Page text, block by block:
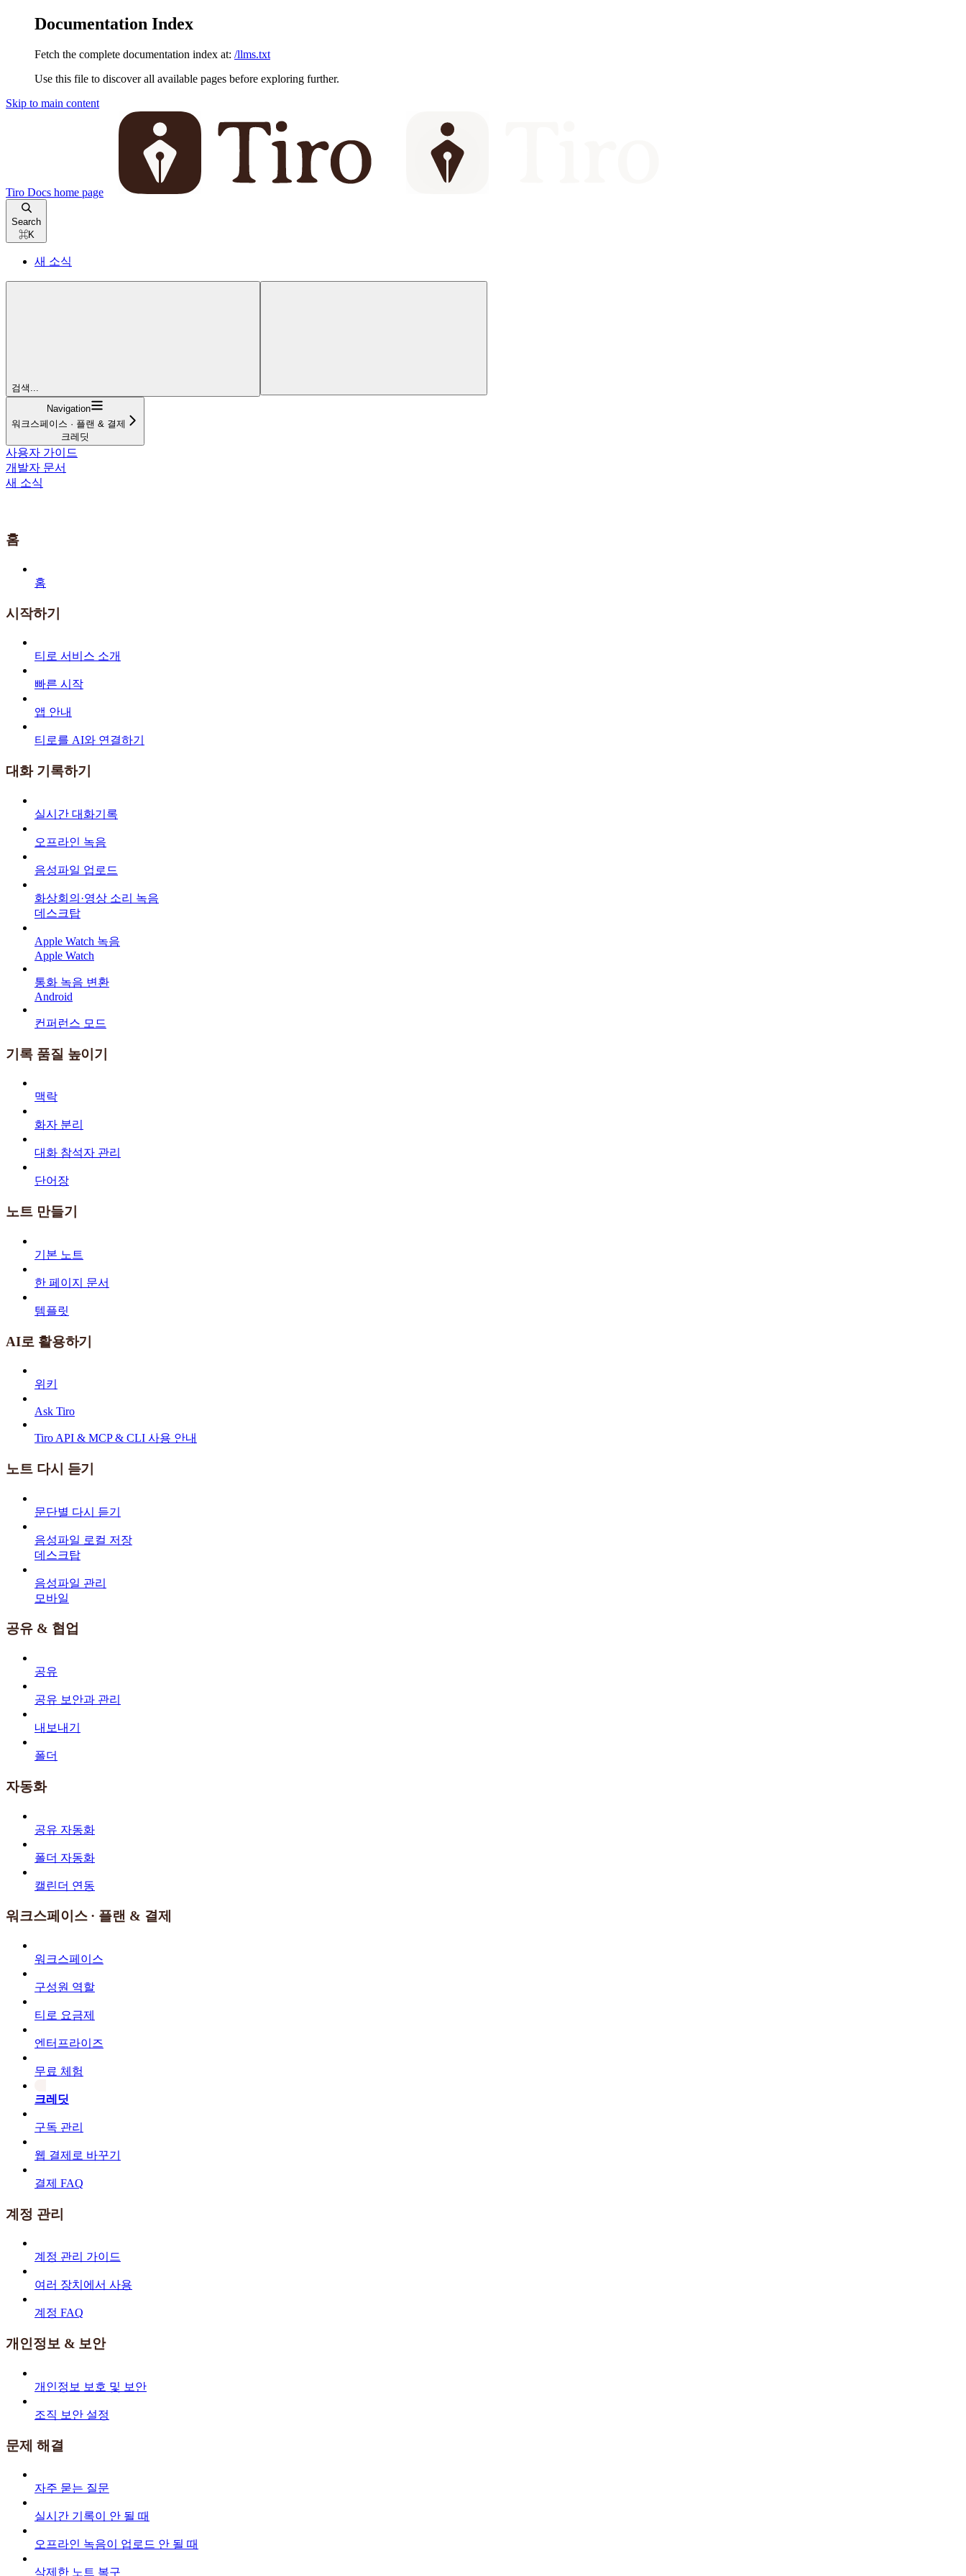
Documentation Index
Fetch the complete documentation index at: /llms.txt
Use this file to discover all available pages before exploring further.
Skip to main content
Tiro Docs home page
Search
⌘K
새 소식
검색...
Navigation
워크스페이스 · 플랜 & 결제
크레딧
사용자 가이드
개발자 문서
새 소식
홈
홈
시작하기
티로 서비스 소개
빠른 시작
앱 안내
티로를 AI와 연결하기
대화 기록하기
실시간 대화기록
오프라인 녹음
음성파일 업로드
화상회의·영상 소리 녹음
데스크탑
Apple Watch 녹음
Apple Watch
통화 녹음 변환
Android
컨퍼런스 모드
기록 품질 높이기
맥락
화자 분리
대화 참석자 관리
단어장
노트 만들기
기본 노트
한 페이지 문서
템플릿
AI로 활용하기
위키
Ask Tiro
Tiro API & MCP & CLI 사용 안내
노트 다시 듣기
문단별 다시 듣기
음성파일 로컬 저장
데스크탑
음성파일 관리
모바일
공유 & 협업
공유
공유 보안과 관리
내보내기
폴더
자동화
공유 자동화
폴더 자동화
캘린더 연동
워크스페이스 · 플랜 & 결제
워크스페이스
구성원 역할
티로 요금제
엔터프라이즈
무료 체험
크레딧
구독 관리
웹 결제로 바꾸기
결제 FAQ
계정 관리
계정 관리 가이드
여러 장치에서 사용
계정 FAQ
개인정보 & 보안
개인정보 보호 및 보안
조직 보안 설정
문제 해결
자주 묻는 질문
실시간 기록이 안 될 때
오프라인 녹음이 업로드 안 될 때
삭제한 노트 복구